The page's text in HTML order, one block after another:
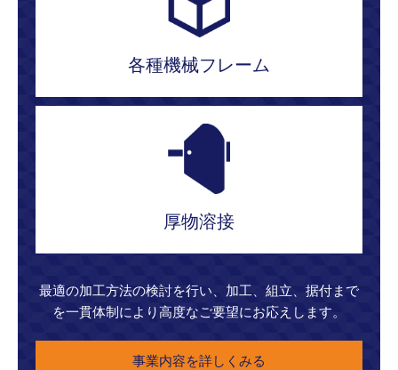
各種機械フレーム
厚物溶接
最適の加工方法の検討を行い、加工、組立、据付まで
を一貫体制により高度なご要望にお応えします。
事業内容を詳しくみる